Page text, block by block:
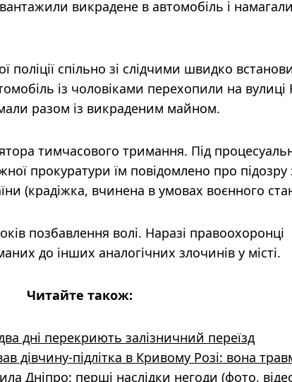
викрадене в автомобіль і
поліції спільно зі слідчими швидко
із чоловіками перехопили на
разом із викраденим майном.
тимчасового тримання. Під
прокуратури їм повідомлено про підозру
(крадіжка, вчинена в умовах воєнного
позбавлення волі. Наразі правоохоронці
до інших аналогічних злочинів у місті.
Читайте також:
дні перекриють залізничний переїзд
дівчину-підлітка в Кривому Розі: вона
Дніпро: перші наслідки негоди (фото,